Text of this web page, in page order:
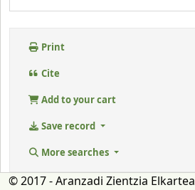
Print
Cite
Add to your cart
Save record
More searches
© 2017 - Aranzadi Zientzia Elkartea